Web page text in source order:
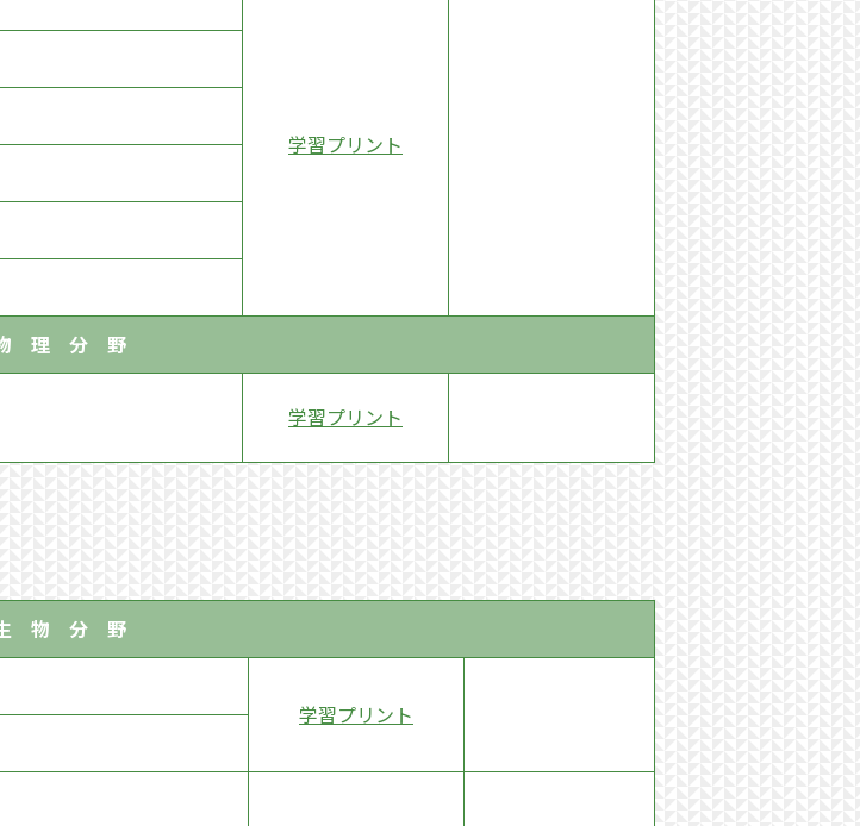
学習プリント
理 分 野
学習プリント
物 分 野
学習プリント